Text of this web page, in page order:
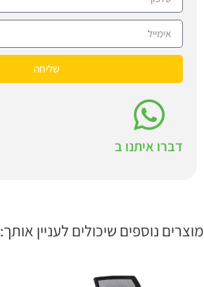
שליחה
דברו איתנו ב
מוצרים נוספים שיכולים לעניין אותך: